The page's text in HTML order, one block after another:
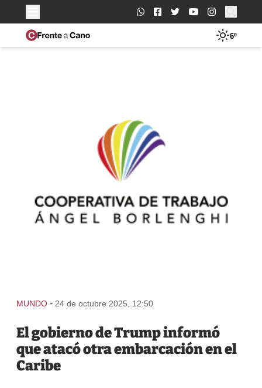
Buscar:
6º
MUNDO - 24 de octubre 2025, 12:50
El gobierno de Trump informó
que atacó otra embarcación en el
Caribe